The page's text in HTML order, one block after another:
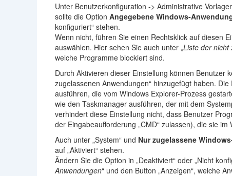
Unter Benutzerkonfiguration -> Administrative
sollte die Option Angegebene Windows-
konfiguriert“ stehen.
Wenn nicht, führen Sie einen Rechtsklick auf diesen
auswählen. Hier sehen Sie auch unter „Liste der nicht
welche Programme blockiert sind.
Durch Aktivieren dieser Einstellung können Benutzer
zugelassenen Anwendungen“ hinzugefügt haben.
ausführen, die vom Windows Explorer-Prozess
wie den Taskmanager ausführen, der mit dem
verhindert diese Einstellung nicht, dass Benutzer
der Eingabeaufforderung „CMD“ zulassen), die sie
Auch unter „System“ und Nur zugelassene
auf „Aktiviert“ stehen.
Ändern Sie die Option in „Deaktiviert“ oder „Nicht
Anwendungen“ und den Button „Anzeigen“, welche